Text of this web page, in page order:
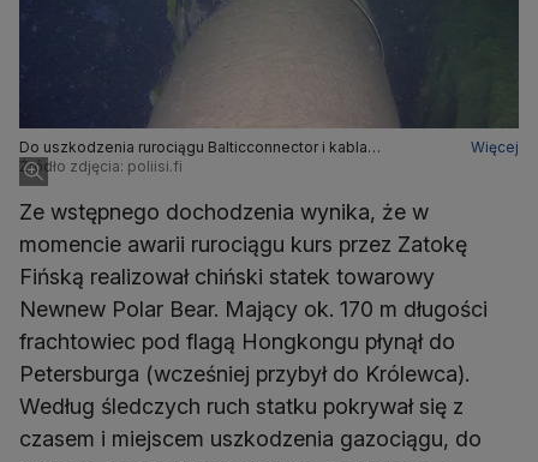
Do uszkodzenia rurociągu Balticconnector i kabla
telekomunikacyjnego łączących Finlandię z Estonią doszło
nad ranem 8 października
Więcej
Źródło zdjęcia: poliisi.fi
Ze wstępnego dochodzenia wynika, że w
momencie awarii rurociągu kurs przez Zatokę
Fińską realizował chiński statek towarowy
Newnew Polar Bear. Mający ok. 170 m długości
frachtowiec pod flagą Hongkongu płynął do
Petersburga (wcześniej przybył do Królewca).
Według śledczych ruch statku pokrywał się z
czasem i miejscem uszkodzenia gazociągu, do